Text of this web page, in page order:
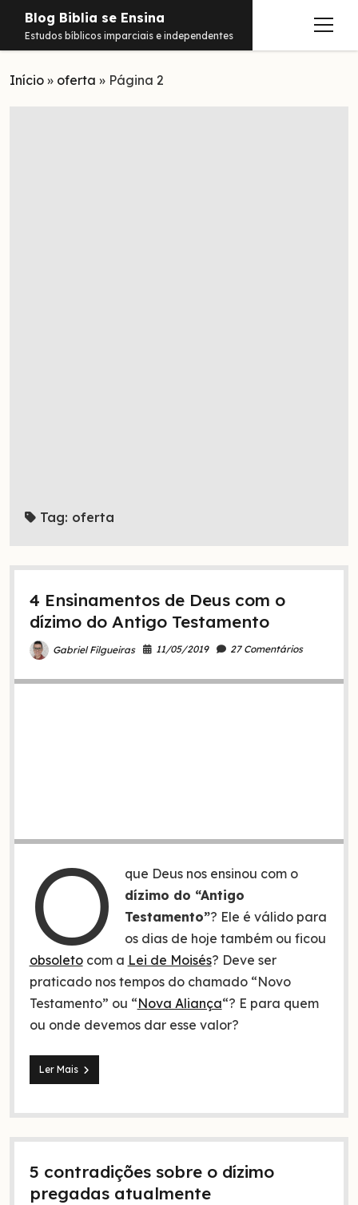
Blog Biblia se Ensina
Estudos bíblicos imparciais e independentes
abrir
Estudos
Início » oferta » Página 2
Tag: oferta
4 Ensinamentos de Deus com o
dízimo do Antigo Testamento
Gabriel Filgueiras 11/05/2019 27 Comentários
O
que Deus nos ensinou com o
dízimo do “Antigo
Testamento”? Ele é válido para
os dias de hoje também ou ficou
obsoletocom a Lei de Moisés? Deve ser
praticado nos tempos do chamado “Novo
Testamento” ou “Nova Aliança“? E para quem
ou onde devemos dar esse valor?
Ler Mais4
Ensinamentos
Deus
o
do
Testamento
5 contradições sobre o dízimo
pregadas atualmente